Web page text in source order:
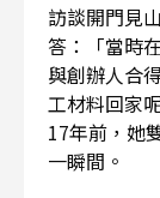
訪談開門見
答：「當時
與創辦人合
工材料回家
17年前，她
一瞬間。